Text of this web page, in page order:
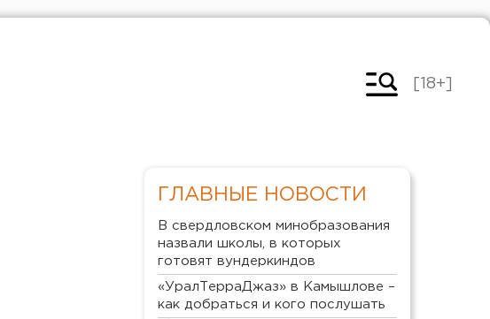
[18+]
ГЛАВНЫЕ НОВОСТИ
В свердловском минобразования
назвали школы, в которых
готовят вундеркиндов
«УралТерраДжаз» в Камышлове –
как добраться и кого послушать